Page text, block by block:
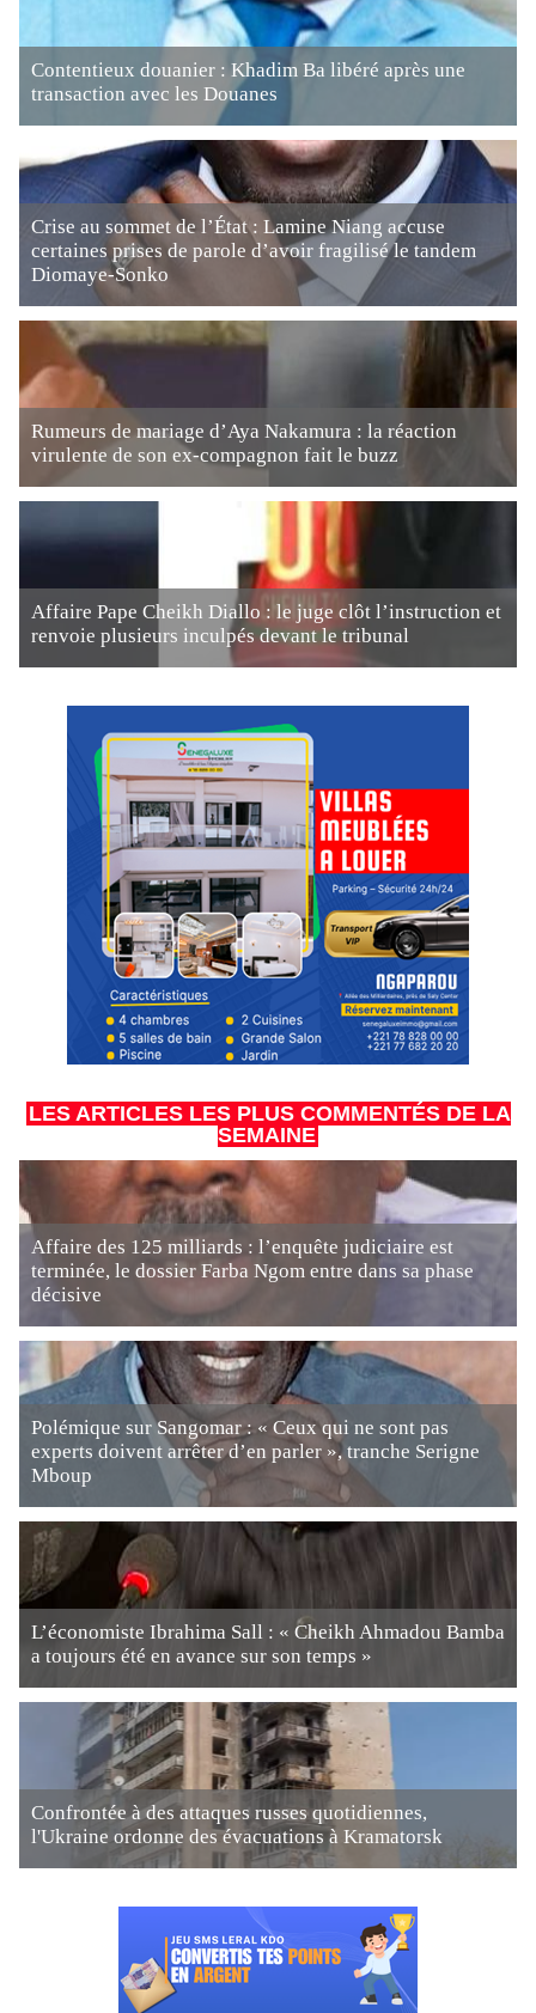
Contentieux douanier : Khadim Ba libéré après une
transaction avec les Douanes
Crise au sommet de l’État : Lamine Niang accuse
certaines prises de parole d’avoir fragilisé le tandem
Diomaye-Sonko
Rumeurs de mariage d’Aya Nakamura : la réaction
virulente de son ex-compagnon fait le buzz
Affaire Pape Cheikh Diallo : le juge clôt l’instruction et
renvoie plusieurs inculpés devant le tribunal
LES ARTICLES LES PLUS COMMENTÉS DE LA
SEMAINE
Affaire des 125 milliards : l’enquête judiciaire est
terminée, le dossier Farba Ngom entre dans sa phase
décisive
Polémique sur Sangomar : « Ceux qui ne sont pas
experts doivent arrêter d’en parler », tranche Serigne
Mboup
L’économiste Ibrahima Sall : « Cheikh Ahmadou Bamba
a toujours été en avance sur son temps »
Confrontée à des attaques russes quotidiennes,
l'Ukraine ordonne des évacuations à Kramatorsk